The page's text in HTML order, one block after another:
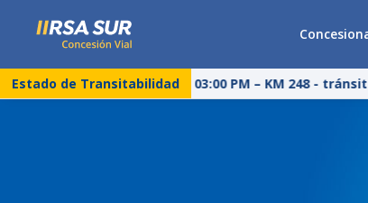
Estado de Transitabilidad25/07/26 – 03:00 PM – KM 248 -